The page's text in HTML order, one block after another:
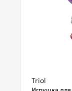
Triol